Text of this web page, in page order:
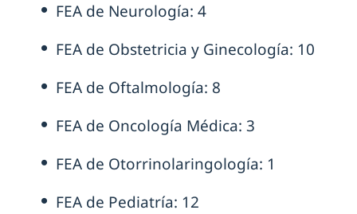
FEA de Neurología: 4
FEA de Obstetricia y Ginecología: 10
FEA de Oftalmología: 8
FEA de Oncología Médica: 3
FEA de Otorrinolaringología: 1
FEA de Pediatría: 12